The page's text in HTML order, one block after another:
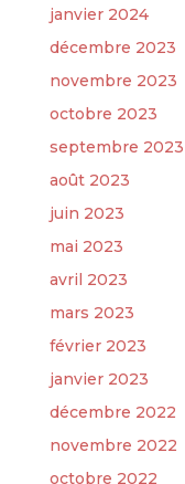
janvier 2024
décembre 2023
novembre 2023
octobre 2023
septembre 2023
août 2023
juin 2023
mai 2023
avril 2023
mars 2023
février 2023
janvier 2023
décembre 2022
novembre 2022
octobre 2022